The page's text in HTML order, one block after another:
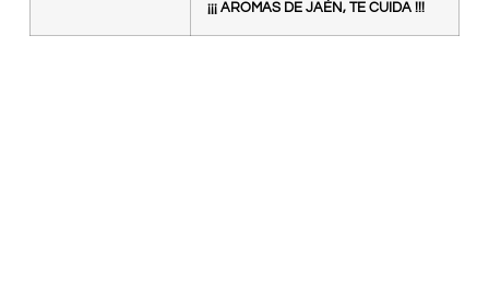
¡¡¡ AROMAS DE JAÉN, TE CUIDA !!!